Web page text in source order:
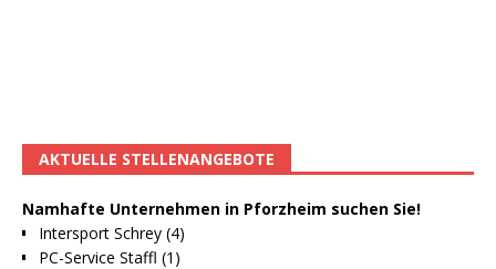
AKTUELLE STELLENANGEBOTE
Namhafte Unternehmen in Pforzheim suchen Sie!
Intersport Schrey (4)
PC-Service Staffl (1)